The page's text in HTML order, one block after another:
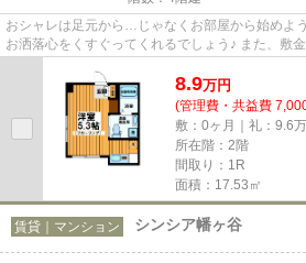
おシャレは足元から…じゃなくお部屋から始めよ
お洒落心をくすぐってくれるでしょう♪ また、敷
彡 余ったお金で家具の新調なん...
8.9万円
(管理費・共益費
敷：0ヶ月｜礼：9.6
所在階：2階
間取り：1R
面積：17.53㎡
賃貸｜マンション シンシア幡ヶ谷